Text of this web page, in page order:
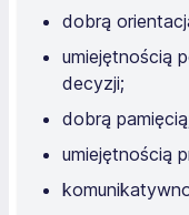
dobrą
umiejętnością
decyzji;
dobrą
umiejętnością